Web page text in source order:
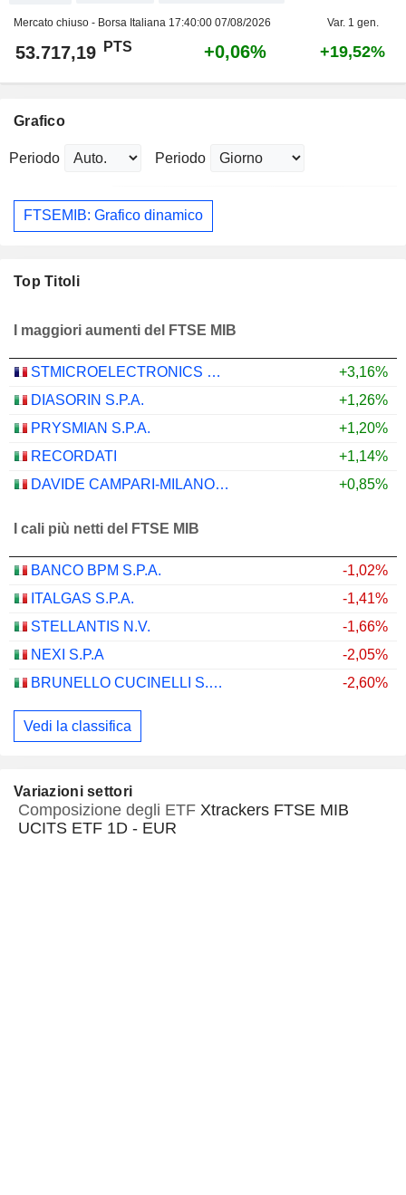
Mercato chiuso - Borsa Italiana 17:40:00 07/08/2026 Var. 1 gen.
53.717,19 PTS +0,06% +19,52%
Grafico
Periodo Periodo
FTSEMIB: Grafico dinamico
Top Titoli
I maggiori aumenti del FTSE MIB
STMICROELECTRONICS N.V.
+3,16%
DIASORIN S.P.A.
+1,26%
PRYSMIAN S.P.A.
+1,20%
RECORDATI
+1,14%
DAVIDE CAMPARI-MILANO N.V.
+0,85%
I cali più netti del FTSE MIB
BANCO BPM S.P.A.
-1,02%
ITALGAS S.P.A.
-1,41%
STELLANTIS N.V.
-1,66%
NEXI S.P.A
-2,05%
BRUNELLO CUCINELLI S.P.A.
-2,60%
Vedi la classifica
Variazioni settori
Composizione degli ETF Xtrackers FTSE MIB
UCITS ETF 1D - EUR